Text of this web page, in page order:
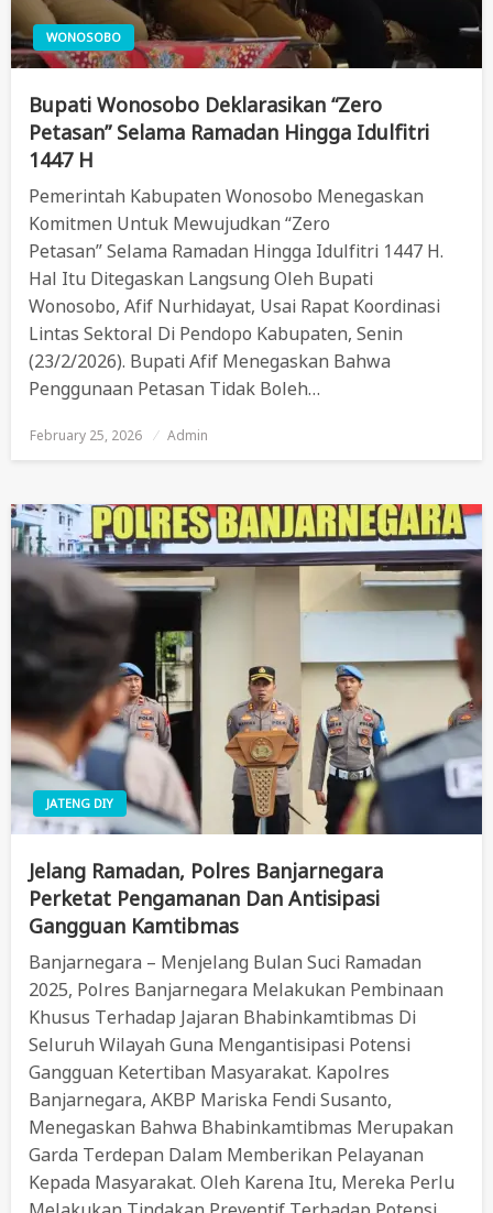
WONOSOBO
Bupati Wonosobo Deklarasikan “Zero
Petasan” Selama Ramadan Hingga Idulfitri
1447 H
Pemerintah Kabupaten Wonosobo Menegaskan
Komitmen Untuk Mewujudkan “Zero
Petasan” Selama Ramadan Hingga Idulfitri 1447 H.
Hal Itu Ditegaskan Langsung Oleh Bupati
Wonosobo, Afif Nurhidayat, Usai Rapat Koordinasi
Lintas Sektoral Di Pendopo Kabupaten, Senin
(23/2/2026). Bupati Afif Menegaskan Bahwa
Penggunaan Petasan Tidak Boleh…
Posted
February 25, 2026 Admin
JATENG DIY
Jelang Ramadan, Polres Banjarnegara
Perketat Pengamanan Dan Antisipasi
Gangguan Kamtibmas
Banjarnegara – Menjelang Bulan Suci Ramadan
2025, Polres Banjarnegara Melakukan Pembinaan
Khusus Terhadap Jajaran Bhabinkamtibmas Di
Seluruh Wilayah Guna Mengantisipasi Potensi
Gangguan Ketertiban Masyarakat. Kapolres
Banjarnegara, AKBP Mariska Fendi Susanto,
Menegaskan Bahwa Bhabinkamtibmas Merupakan
Garda Terdepan Dalam Memberikan Pelayanan
Kepada Masyarakat. Oleh Karena Itu, Mereka Perlu